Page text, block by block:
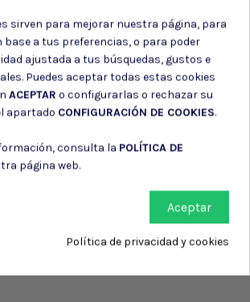
sirven para mejorar nuestra página, para
base a tus preferencias, o para poder
ajustada a tus búsquedas, gustos e
Puedes aceptar todas estas cookies
ACEPTAR o configurarlas o rechazar su
apartado CONFIGURACIÓN DE COOKIES.
consulta la POLÍTICA DE
página web.
Aceptar
Política de privacidad y cookies